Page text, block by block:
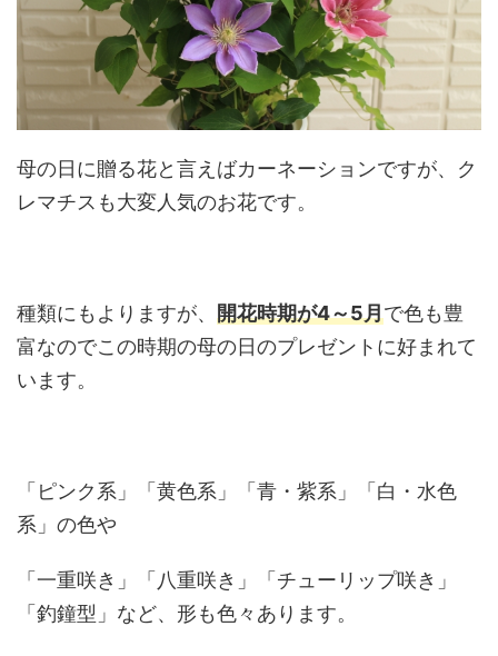
母の日に贈る花と言えばカーネーションですが、ク
レマチスも大変人気のお花です。
種類にもよりますが、 開花時期が4～5月で色も豊
富なのでこの時期の母の日のプレゼントに好まれて
います。
「ピンク系」「黄色系」「青・紫系」「白・水色
系」の色や
「一重咲き」「八重咲き」「チューリップ咲き」
「釣鐘型」など、形も色々あります。